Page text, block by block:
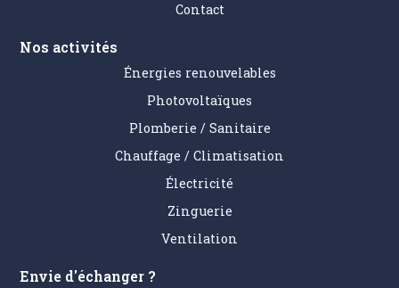
Contact
Nos activités
Énergies renouvelables
Photovoltaïques
Plomberie / Sanitaire
Chauffage / Climatisation
Électricité
Zinguerie
Ventilation
Envie d'échanger ?